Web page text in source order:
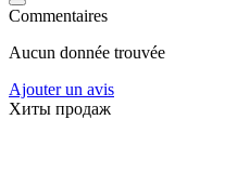
Commentaires
Aucun donnée trouvée
Ajouter un avis
Хиты продаж